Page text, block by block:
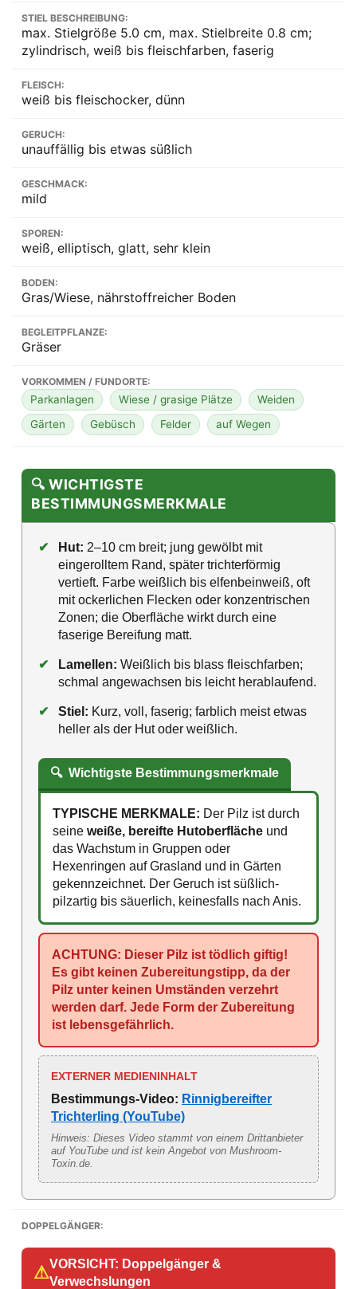
STIEL BESCHREIBUNG:
max. Stielgröße 5.0 cm, max. Stielbreite 0.8 cm;
zylindrisch, weiß bis fleischfarben, faserig
FLEISCH:
weiß bis fleischocker, dünn
GERUCH:
unauffällig bis etwas süßlich
GESCHMACK:
mild
SPOREN:
weiß, elliptisch, glatt, sehr klein
BODEN:
Gras/Wiese, nährstoffreicher Boden
BEGLEITPFLANZE:
Gräser
VORKOMMEN / FUNDORTE:
Parkanlagen Wiese / grasige Plätze
Weiden
Gärten
Gebüsch Felder auf Wegen
🔍 WICHTIGSTE
BESTIMMUNGSMERKMALE
✔ Hut: 2–10 cm breit; jung gewölbt mit
eingerolltem Rand, später trichterförmig
vertieft. Farbe weißlich bis elfenbeinweiß, oft
mit ockerlichen Flecken oder konzentrischen
Zonen; die Oberfläche wirkt durch eine
faserige Bereifung matt.
✔ Lamellen: Weißlich bis blass fleischfarben;
schmal angewachsen bis leicht herablaufend.
✔ Stiel: Kurz, voll, faserig; farblich meist etwas
heller als der Hut oder weißlich.
🔍 Wichtigste Bestimmungsmerkmale
TYPISCHE MERKMALE: Der Pilz ist durch
seine weiße, bereifte Hutoberfläche und
das Wachstum in Gruppen oder
Hexenringen auf Grasland und in Gärten
gekennzeichnet. Der Geruch ist süßlich-
pilzartig bis säuerlich, keinesfalls nach Anis.
ACHTUNG: Dieser Pilz ist tödlich giftig!
Es gibt keinen Zubereitungstipp, da der
Pilz unter keinen Umständen verzehrt
werden darf. Jede Form der Zubereitung
ist lebensgefährlich.
EXTERNER MEDIENINHALT
Bestimmungs-Video: Rinnigbereifter
Trichterling (YouTube)
Hinweis: Dieses Video stammt von einem Drittanbieter
auf YouTube und ist kein Angebot von Mushroom-
Toxin.de.
DOPPELGÄNGER:
⚠VORSICHT: Doppelgänger &
Verwechslungen